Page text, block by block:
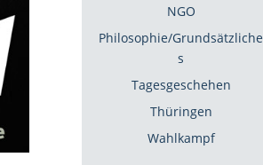
NGO
Philosophie/Grundsätzliche
s
Tagesgeschehen
Thüringen
Wahlkampf